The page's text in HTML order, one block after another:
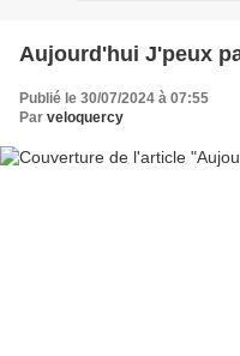
Aujourd'hui J'peux
Publié le 30/07/2024 à 07:55
Par veloquercy